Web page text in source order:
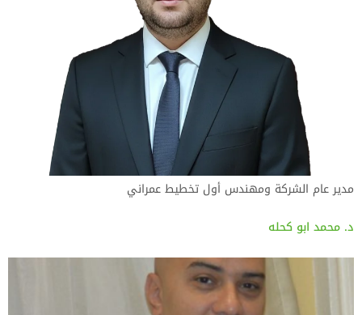
مدير عام الشركة ومهندس أول تخطيط عمراني
د. محمد ابو كحله